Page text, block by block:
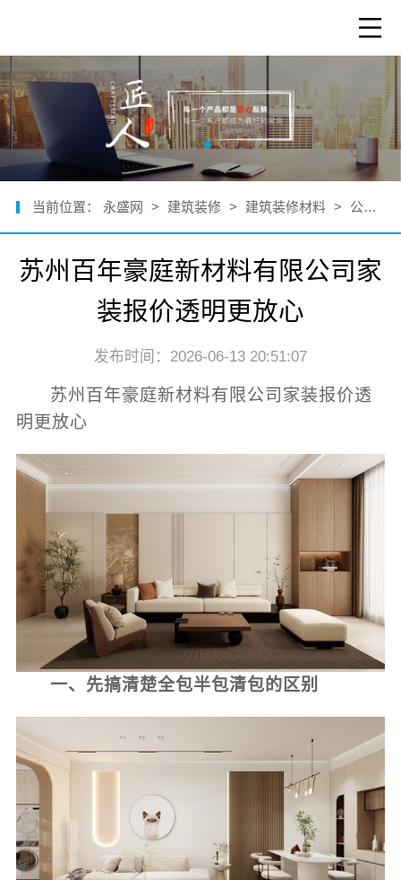
当前位置： 永盛网 > 建筑装修 > 建筑装修材料 > 公司新闻
苏州百年豪庭新材料有限公司家
装报价透明更放心
发布时间：2026-06-13 20:51:07
苏州百年豪庭新材料有限公司家装报价透
明更放心
一、先搞清楚全包半包清包的区别